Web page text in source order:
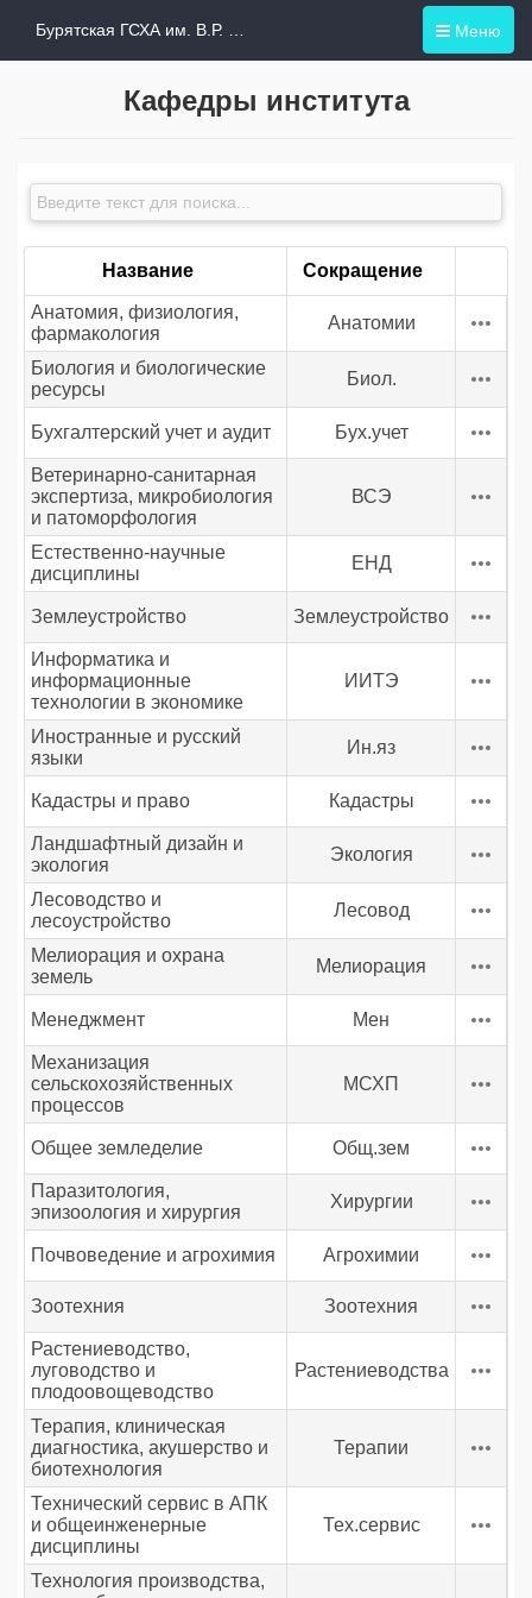
Меню
Кафедры института
Название Сокращение
Анатомия, физиология,
фармакология
Анатомии
Биология и биологические
ресурсы
Биол.
Бухгалтерский учет и аудит Бух.учет
Ветеринарно-санитарная
экспертиза, микробиология
и патоморфология
ВСЭ
Естественно-научные
дисциплины
ЕНД
Землеустройство Землеустройство
Информатика и
информационные
технологии в экономике
ИИТЭ
Иностранные и русский
языки
Ин.яз
Кадастры и право Кадастры
Ландшафтный дизайн и
экология
Экология
Лесоводство и
лесоустройство
Лесовод
Мелиорация и охрана
земель
Мелиорация
Менеджмент Мен
Механизация
сельскохозяйственных
процессов
МСХП
Общее земледелие Общ.зем
Паразитология,
эпизоология и хирургия
Хирургии
Почвоведение и агрохимия Агрохимии
Зоотехния Зоотехния
Растениеводство,
луговодство и
плодоовощеводство
Растениеводства
Терапия, клиническая
диагностика, акушерство и
биотехнология
Терапии
Технический сервис в АПК
и общеинженерные
дисциплины
Тех.сервис
Технология производства,